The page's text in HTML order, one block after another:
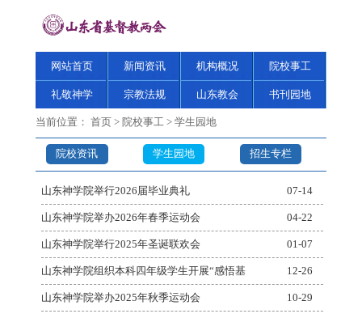
网站首页 新闻资讯 机构概况 院校事工
礼敬神学 宗教法规 山东教会 书刊园地
当前位置： 首页 > 院校事工 > 学生园地
院校资讯 学生园地 招生专栏
山东神学院举行2026届毕业典礼 07-14
山东神学院举办2026年春季运动会 04-22
山东神学院举行2025年圣诞联欢会 01-07
山东神学院组织本科四年级学生开展“感悟基 12-26
山东神学院举办2025年秋季运动会 10-29